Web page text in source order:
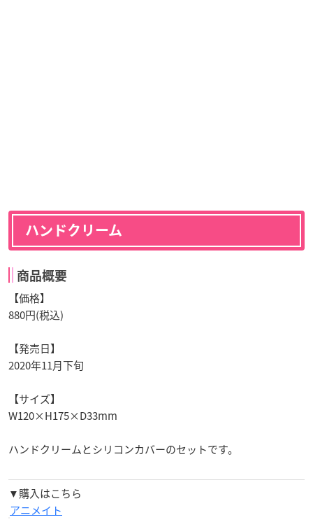
ハンドクリーム
商品概要
【価格】
880円(税込)
【発売日】
2020年11月下旬
【サイズ】
W120×H175×D33mm
ハンドクリームとシリコンカバーのセットです。
▼購入はこちら
アニメイト